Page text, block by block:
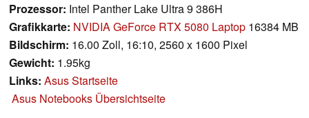
Prozessor: Intel Panther Lake Ultra 9 386H
Grafikkarte: NVIDIA GeForce RTX 5080 Laptop 16384 MB
Bildschirm: 16.00 Zoll, 16:10, 2560 x 1600 Pixel
Gewicht: 1.95kg
Links: Asus Startseite
Asus Notebooks Übersichtseite